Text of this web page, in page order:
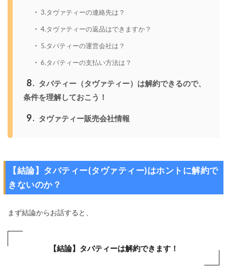
3.タヴァティーの連絡先は？
4.タヴァティーの返品はできますか？
5.タバティーの運営会社は？
6.タバティーの支払い方法は？
8
タバティー（タヴァティー）は解約できるので、
条件を理解しておこう！
9 タヴァティー販売会社情報
【結論】タバティー(タヴァティー)はホントに解約で
きないのか？
まず結論からお話すると、
【結論】タバティーは解約できます！